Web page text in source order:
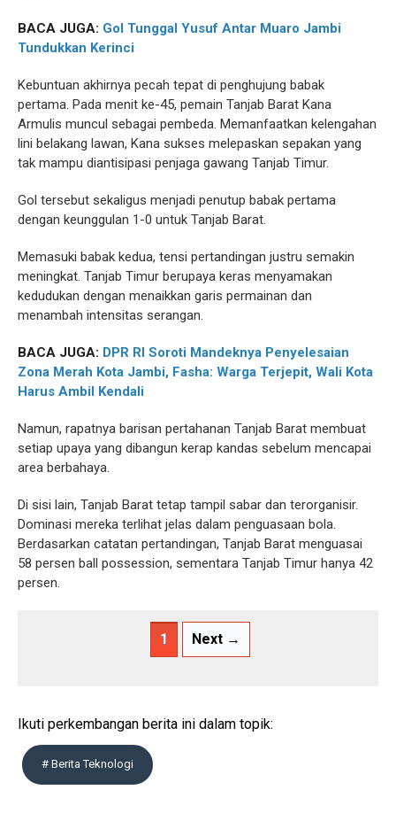
BACA JUGA: Gol Tunggal Yusuf Antar Muaro Jambi
Tundukkan Kerinci
Kebuntuan akhirnya pecah tepat di penghujung babak
pertama. Pada menit ke-45, pemain Tanjab Barat Kana
Armulis muncul sebagai pembeda. Memanfaatkan kelengahan
lini belakang lawan, Kana sukses melepaskan sepakan yang
tak mampu diantisipasi penjaga gawang Tanjab Timur.
Gol tersebut sekaligus menjadi penutup babak pertama
dengan keunggulan 1-0 untuk Tanjab Barat.
Memasuki babak kedua, tensi pertandingan justru semakin
meningkat. Tanjab Timur berupaya keras menyamakan
kedudukan dengan menaikkan garis permainan dan
menambah intensitas serangan.
BACA JUGA: DPR RI Soroti Mandeknya Penyelesaian
Zona Merah Kota Jambi, Fasha: Warga Terjepit, Wali Kota
Harus Ambil Kendali
Namun, rapatnya barisan pertahanan Tanjab Barat membuat
setiap upaya yang dibangun kerap kandas sebelum mencapai
area berbahaya.
Di sisi lain, Tanjab Barat tetap tampil sabar dan terorganisir.
Dominasi mereka terlihat jelas dalam penguasaan bola.
Berdasarkan catatan pertandingan, Tanjab Barat menguasai
58 persen ball possession, sementara Tanjab Timur hanya 42
persen.
1 Next →
Ikuti perkembangan berita ini dalam topik:
# Berita Teknologi